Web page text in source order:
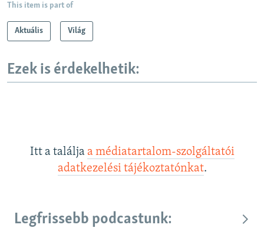
This item is part of
Aktuális Világ
Ezek is érdekelhetik:
Itt a találja a médiatartalom-szolgáltatói
adatkezelési tájékoztatónkat.
Legfrissebb podcastunk: